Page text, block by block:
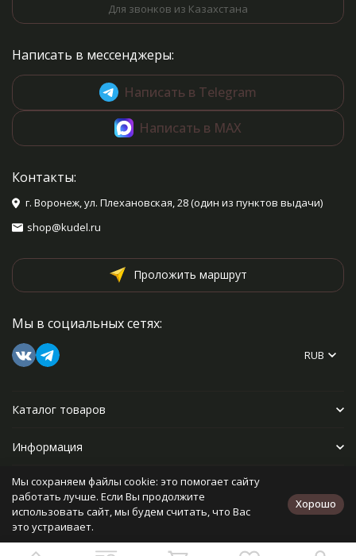
Для звонков из Казахстана
Написать в мессенджеры:
Написать в Telegram
Написать в MAX
Контакты:
г. Воронеж, ул. Плехановская, 28 (один из пунктов выдачи)
shop@kudel.ru
Проложить маршрут
Мы в социальных сетях:
RUB
Каталог товаров
Информация
Прочее
Политика персональных данных
Мы сохраняем файлы cookie: это помогает сайту
работать лучше. Если Вы продолжите
использовать сайт, мы будем считать, что Вас
это устраивает.
Хорошо